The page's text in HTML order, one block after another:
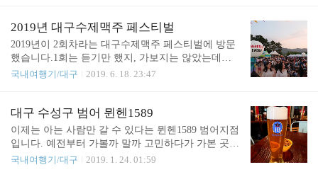
눈에 끌렸던 저 두가지 맛은 접해볼 수 없었습니다.
이게 되게 아쉽게 남아있습니다. 아무래도 생산지에
서 마시면 좀 더 맛있..
냐면, 그것도 절대 그렇지 않았습니다.가성비로는 매
우 높다고 말할 수 있다고 생각됩니다.
2019년 대구수제맥주 페스티벌
2019년이 2회차라는 대구수제맥주 페스티벌에 방문
했습니다.1회는 듣기만 했지, 가보지는 않았는데요,
1회때는 엄청 별로였다고 합니다.수성못은 최소한
6일간 진행되었습니다. 수제맥주의 비중이 매우 높
았으며, 안주는 적당히 있지만, 많지는 않습니다.수
제맥주페스티벌이니 당연하다면 당연합니다. 이와
맥 페스티벌이 있는데요,2016/07/27 - [국내여행기/대
국내여행기/대구 2019. 6. 18. 23:47
대구 수성구 범어 뮌헨1589
이제는 아는 사람만 갈 수 있다는 뮌헨1589 범어지점
입니다. 예전부터 가볼까 말까 고민하다가 가본 곳입
니다.한번은 가봤다가 망했는지 영업을 안하는 날이
국내여행기/대구 2019. 1. 24. 01:59